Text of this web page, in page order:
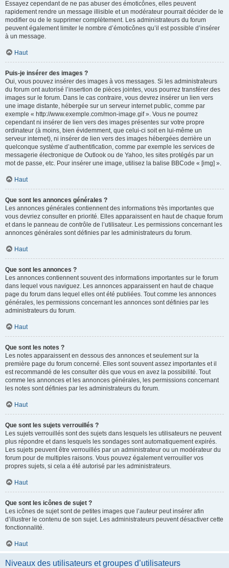
Essayez cependant de ne pas abuser des émoticônes, elles peuvent
rapidement rendre un message illisible et un modérateur pourrait décider de le
modifier ou de le supprimer complètement. Les administrateurs du forum
peuvent également limiter le nombre d’émoticônes qu’il est possible d’insérer
à un message.
Haut
Puis-je insérer des images ?
Oui, vous pouvez insérer des images à vos messages. Si les administrateurs
du forum ont autorisé l’insertion de pièces jointes, vous pourrez transférer des
images sur le forum. Dans le cas contraire, vous devrez insérer un lien vers
une image distante, hébergée sur un serveur internet public, comme par
exemple « http://www.exemple.com/mon-image.gif ». Vous ne pourrez
cependant ni insérer de lien vers des images présentes sur votre propre
ordinateur (à moins, bien évidemment, que celui-ci soit en lui-même un
serveur internet), ni insérer de lien vers des images hébergées derrière un
quelconque système d’authentification, comme par exemple les services de
messagerie électronique de Outlook ou de Yahoo, les sites protégés par un
mot de passe, etc. Pour insérer une image, utilisez la balise BBCode « [img] ».
Haut
Que sont les annonces générales ?
Les annonces générales contiennent des informations très importantes que
vous devriez consulter en priorité. Elles apparaissent en haut de chaque forum
et dans le panneau de contrôle de l’utilisateur. Les permissions concernant les
annonces générales sont définies par les administrateurs du forum.
Haut
Que sont les annonces ?
Les annonces contiennent souvent des informations importantes sur le forum
dans lequel vous naviguez. Les annonces apparaissent en haut de chaque
page du forum dans lequel elles ont été publiées. Tout comme les annonces
générales, les permissions concernant les annonces sont définies par les
administrateurs du forum.
Haut
Que sont les notes ?
Les notes apparaissent en dessous des annonces et seulement sur la
première page du forum concerné. Elles sont souvent assez importantes et il
est recommandé de les consulter dès que vous en avez la possibilité. Tout
comme les annonces et les annonces générales, les permissions concernant
les notes sont définies par les administrateurs du forum.
Haut
Que sont les sujets verrouillés ?
Les sujets verrouillés sont des sujets dans lesquels les utilisateurs ne peuvent
plus répondre et dans lesquels les sondages sont automatiquement expirés.
Les sujets peuvent être verrouillés par un administrateur ou un modérateur du
forum pour de multiples raisons. Vous pouvez également verrouiller vos
propres sujets, si cela a été autorisé par les administrateurs.
Haut
Que sont les icônes de sujet ?
Les icônes de sujet sont de petites images que l’auteur peut insérer afin
d’illustrer le contenu de son sujet. Les administrateurs peuvent désactiver cette
fonctionnalité.
Haut
Niveaux des utilisateurs et groupes d’utilisateurs